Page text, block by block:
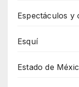
Espectáculos y
Esquí
Estado de